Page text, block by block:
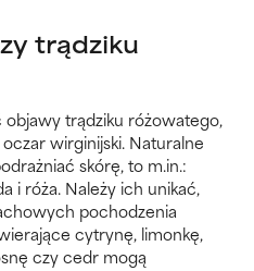
trądziku
objawy trądziku różowatego,
wirginijski. Naturalne
skórę, to m.in.:
i róża. Należy ich unikać,
pochodzenia
cytrynę, limonkę,
czy cedr mogą